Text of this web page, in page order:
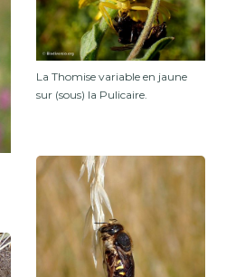
La Thomise variable en jaune
sur (sous) la Pulicaire.